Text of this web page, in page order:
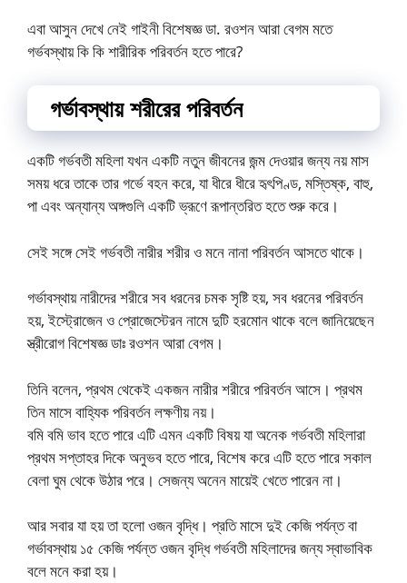
এবা আসুন দেখে নেই গাইনী বিশেষজ্ঞ ডা. রওশন আরা বেগম মতে
গর্ভবস্থায় কি কি শারীরিক পরিবর্তন হতে পারে?
গর্ভাবস্থায় শরীরের পরিবর্তন
একটি গর্ভবতী মহিলা যখন একটি নতুন জীবনের জন্ম দেওয়ার জন্য নয় মাস
সময় ধরে তাকে তার গর্ভে বহন করে, যা ধীরে ধীরে হৃৎপিণ্ড, মস্তিষ্ক, বাহু,
পা এবং অন্যান্য অঙ্গগুলি একটি ভ্রূণে রূপান্তরিত হতে শুরু করে।
সেই সঙ্গে সেই গর্ভবতী নারীর শরীর ও মনে নানা পরিবর্তন আসতে থাকে।
গর্ভাবস্থায় নারীদের শরীরে সব ধরনের চমক সৃষ্টি হয়, সব ধরনের পরিবর্তন
হয়, ইস্ট্রোজেন ও প্রোজেস্টেরন নামে দুটি হরমোন থাকে বলে জানিয়েছেন
স্ত্রীরোগ বিশেষজ্ঞ ডাঃ রওশন আরা বেগম।
তিনি বলেন, প্রথম থেকেই একজন নারীর শরীরে পরিবর্তন আসে। প্রথম
তিন মাসে বাহ্যিক পরিবর্তন লক্ষণীয় নয়।
বমি বমি ভাব হতে পারে এটি এমন একটি বিষয় যা অনেক গর্ভবতী মহিলারা
প্রথম সপ্তাহর দিকে অনুভব হতে পারে, বিশেষ করে এটি হতে পারে সকাল
বেলা ঘুম থেকে উঠার পরে। সেজন্য অনেন মায়েই খেতে পারেন না।
আর সবার যা হয় তা হলো ওজন বৃদ্ধি। প্রতি মাসে দুই কেজি পর্যন্ত বা
গর্ভাবস্থায় ১৫ কেজি পর্যন্ত ওজন বৃদ্ধি গর্ভবতী মহিলাদের জন্য স্বাভাবিক
বলে মনে করা হয়।